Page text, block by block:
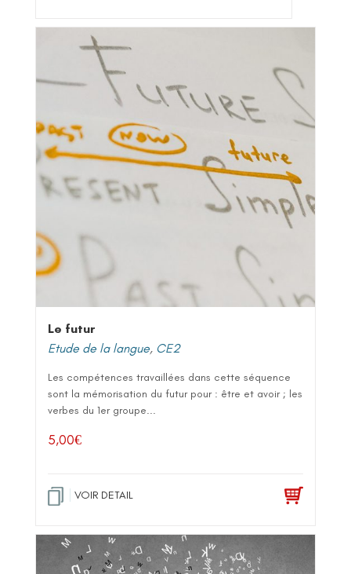
Le futur
Etude de la langue, CE2
Les compétences travaillées dans cette séquence
sont la mémorisation du futur pour : être et avoir ; les
verbes du 1er groupe...
5,00€
VOIR DETAIL